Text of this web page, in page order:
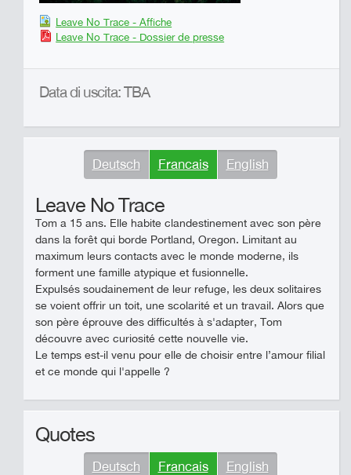
Leave No Trace - Affiche
Leave No Trace - Dossier de presse
Data di uscita: TBA
Deutsch Francais English
Leave No Trace
Tom a 15 ans. Elle habite clandestinement avec son père
dans la forêt qui borde Portland, Oregon. Limitant au
maximum leurs contacts avec le monde moderne, ils
forment une famille atypique et fusionnelle.
Expulsés soudainement de leur refuge, les deux solitaires
se voient offrir un toit, une scolarité et un travail. Alors que
son père éprouve des difficultés à s'adapter, Tom
découvre avec curiosité cette nouvelle vie.
Le temps est-il venu pour elle de choisir entre l’amour filial
et ce monde qui l'appelle ?
Quotes
Deutsch Francais English